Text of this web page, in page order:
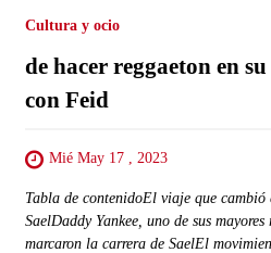
Cultura y ocio
de hacer reggaeton en
con Feid
Mié May 17 , 2023
Tabla de contenidoEl viaje que
SaelDaddy Yankee, uno de sus mayores
marcaron la carrera de SaelEl